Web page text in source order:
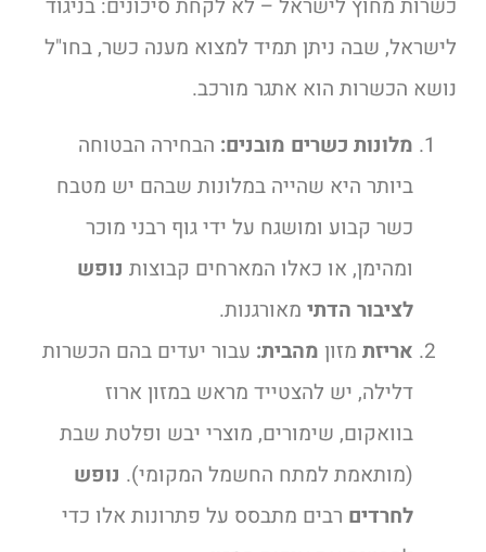
כשרות מחוץ לישראל – לא לקחת סיכונים: בניגוד
לישראל, שבה ניתן תמיד למצוא מענה כשר, בחו"ל
נושא הכשרות הוא אתגר מורכב.
מלונות כשרים מובנים: הבחירה הבטוחה
ביותר היא שהייה במלונות שבהם יש מטבח
כשר קבוע ומושגח על ידי גוף רבני מוכר
ומהימן, או כאלו המארחים קבוצות נופש
לציבור הדתי מאורגנות.
אריזת מזון מהבית: עבור יעדים בהם הכשרות
דלילה, יש להצטייד מראש במזון ארוז
בוואקום, שימורים, מוצרי יבש ופלטת שבת
(מותאמת למתח החשמל המקומי). נופש
לחרדים רבים מתבסס על פתרונות אלו כדי